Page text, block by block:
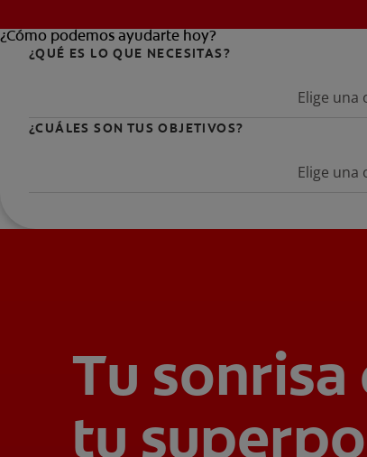
¿Cómo podemos ayudarte hoy?
¿QUÉ ES LO QUE NECESITAS?
Elige una
¿CUÁLES SON TUS OBJETIVOS?
Elige una
Tu sonrisa
tu